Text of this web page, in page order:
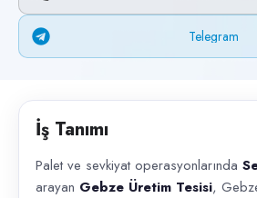
Telegram
İş Tanımı
Palet ve sevkiyat operasyonlarında
arayan Gebze Üretim Tesisi,